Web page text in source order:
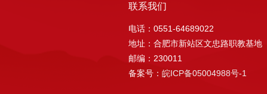
联系我们
电话：0551-64689022
地址：合肥市新站区文忠路职教基地
邮编：230011
备案号： 皖ICP备05004988号-1